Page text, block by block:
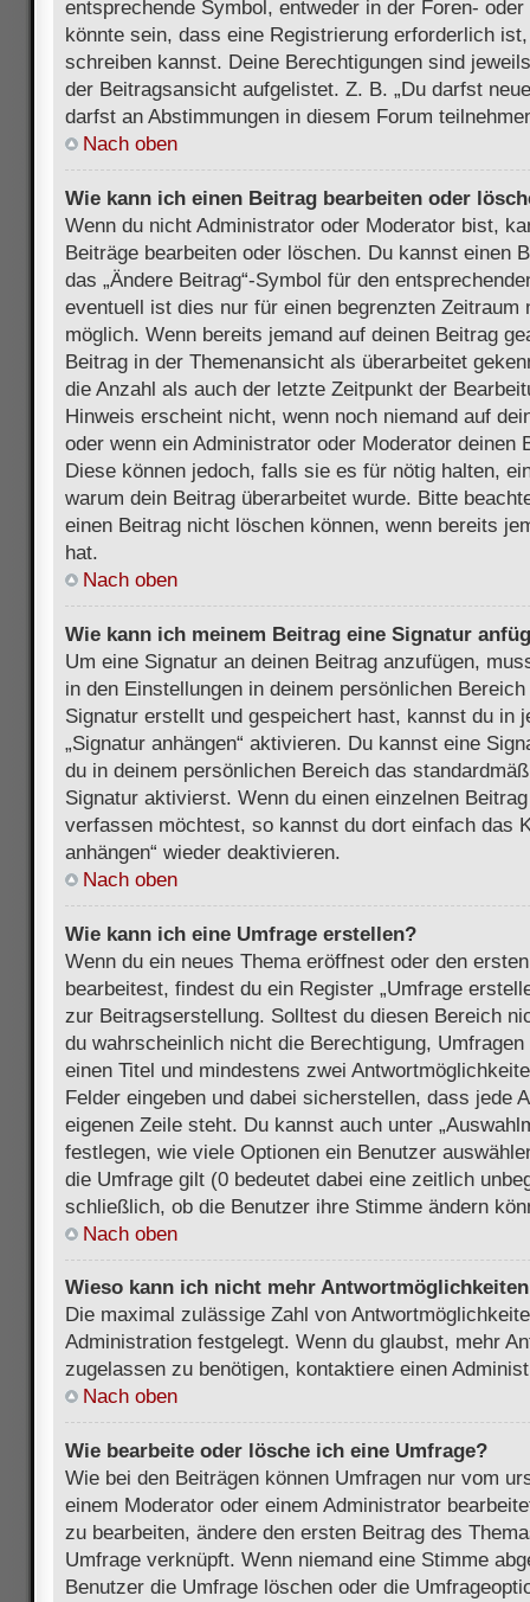
entsprechende Symbol, entweder in der Foren-
könnte sein, dass eine Registrierung erforderlich
schreiben kannst. Deine Berechtigungen sind
der Beitragsansicht aufgelistet. Z. B. „Du darfst
darfst an Abstimmungen in diesem Forum
Nach oben
Wie kann ich einen Beitrag bearbeiten oder
Wenn du nicht Administrator oder Moderator bist,
Beiträge bearbeiten oder löschen. Du kannst einen
das „Ändere Beitrag“-Symbol für den
eventuell ist dies nur für einen begrenzten Zeitraum
möglich. Wenn bereits jemand auf deinen Beitrag
Beitrag in der Themenansicht als überarbeitet
die Anzahl als auch der letzte Zeitpunkt der
Hinweis erscheint nicht, wenn noch niemand auf
oder wenn ein Administrator oder Moderator deinen
Diese können jedoch, falls sie es für nötig halten,
warum dein Beitrag überarbeitet wurde. Bitte
einen Beitrag nicht löschen können, wenn bereits
hat.
Nach oben
Wie kann ich meinem Beitrag eine Signatur
Um eine Signatur an deinen Beitrag anzufügen,
in den Einstellungen in deinem persönlichen
Signatur erstellt und gespeichert hast, kannst du in
„Signatur anhängen“ aktivieren. Du kannst eine
du in deinem persönlichen Bereich das
Signatur aktivierst. Wenn du einen einzelnen
verfassen möchtest, so kannst du dort einfach das
anhängen“ wieder deaktivieren.
Nach oben
Wie kann ich eine Umfrage erstellen?
Wenn du ein neues Thema eröffnest oder den
bearbeitest, findest du ein Register „Umfrage
zur Beitragserstellung. Solltest du diesen Bereich
du wahrscheinlich nicht die Berechtigung,
einen Titel und mindestens zwei
Felder eingeben und dabei sicherstellen, dass jede
eigenen Zeile steht. Du kannst auch unter
festlegen, wie viele Optionen ein Benutzer
die Umfrage gilt (0 bedeutet dabei eine zeitlich
schließlich, ob die Benutzer ihre Stimme ändern
Nach oben
Wieso kann ich nicht mehr
Die maximal zulässige Zahl von
Administration festgelegt. Wenn du glaubst, mehr
zugelassen zu benötigen, kontaktiere einen
Nach oben
Wie bearbeite oder lösche ich eine Umfrage?
Wie bei den Beiträgen können Umfragen nur vom
einem Moderator oder einem Administrator
zu bearbeiten, ändere den ersten Beitrag des
Umfrage verknüpft. Wenn niemand eine Stimme
Benutzer die Umfrage löschen oder die